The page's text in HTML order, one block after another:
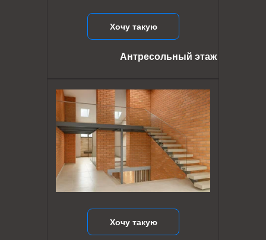
Хочу такую
Хочу такую
Антресольный этаж